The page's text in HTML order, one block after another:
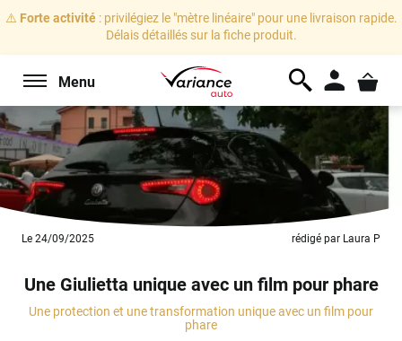
⚠️ Forte activité: privilégiez le "mètre linéaire" pour une livraison rapide.
Délais détaillés sur la fiche produit.
Menu
Le 24/09/2025 rédigé par Laura P
Une Giulietta unique avec un film pour phare
Une protection et une transformation unique avec un film pour
phare